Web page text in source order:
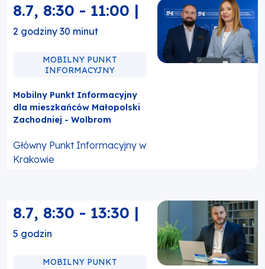
8.7, 8:30 - 11:00 |
2 godziny 30 minut
MOBILNY PUNKT
INFORMACYJNY
Mobilny Punkt Informacyjny
dla mieszkańców Małopolski
Zachodniej - Wolbrom
Główny Punkt Informacyjny w
Krakowie
8.7, 8:30 - 13:30 |
5 godzin
MOBILNY PUNKT